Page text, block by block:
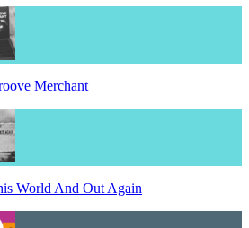
Merchant
World And Out Again